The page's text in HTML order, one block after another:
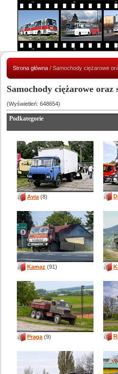
Strona główna / Samochody ciężarowe
Samochody ciężarowe oraz
(Wyświetleń: 648654)
Podkategorie
Avia (8)
Kamaz (91)
Praga (9)